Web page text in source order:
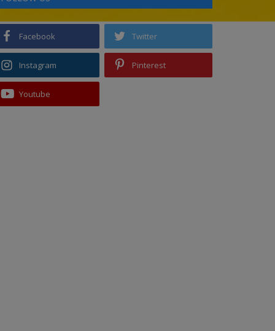
Facebook Twitter
Instagram Pinterest
Youtube